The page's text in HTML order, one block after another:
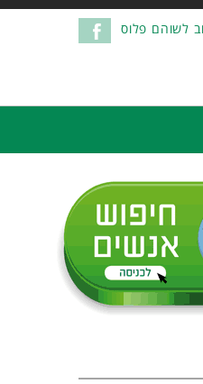
לשוהם פלוס